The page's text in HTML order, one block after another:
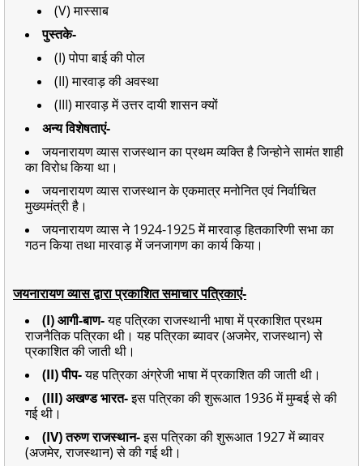
(V) मास्साब
पुस्तके-
(I) पोपा बाई की पोल
(II) मारवाड़ की अवस्था
(III) मारवाड़ में उत्तर दायी शासन क्यों
अन्य विशेषताएं-
जयनारायण व्यास राजस्थान का प्रथम व्यक्ति है जिन्होने सामंत शाही
का विरोध किया था।
जयनारायण व्यास राजस्थान के एकमात्र मनोनित एवं निर्वाचित
मुख्यमंत्री है।
जयनारायण व्यास ने 1924-1925 में मारवाड़ हितकारिणी सभा का
गठन किया तथा मारवाड़ में जनजागण का कार्य किया।
जयनारायण व्यास द्वारा प्रकाशित समाचार पत्रिकाएं-
(I) आगी-बाण-यह पत्रिका राजस्थानी भाषा में प्रकाशित प्रथम
राजनैतिक पत्रिका थी। यह पत्रिका ब्यावर (अजमेर, राजस्थान) से
प्रकाशित की जाती थी।
(II) पीप-यह पत्रिका अंग्रेजी भाषा में प्रकाशित की जाती थी।
(III) अखण्ड भारत-इस पत्रिका की शुरूआत 1936 में मुम्बई से की
गई थी।
(IV) तरुण राजस्थान-इस पत्रिका की शुरूआत 1927 में ब्यावर
(अजमेर, राजस्थान) से की गई थी।